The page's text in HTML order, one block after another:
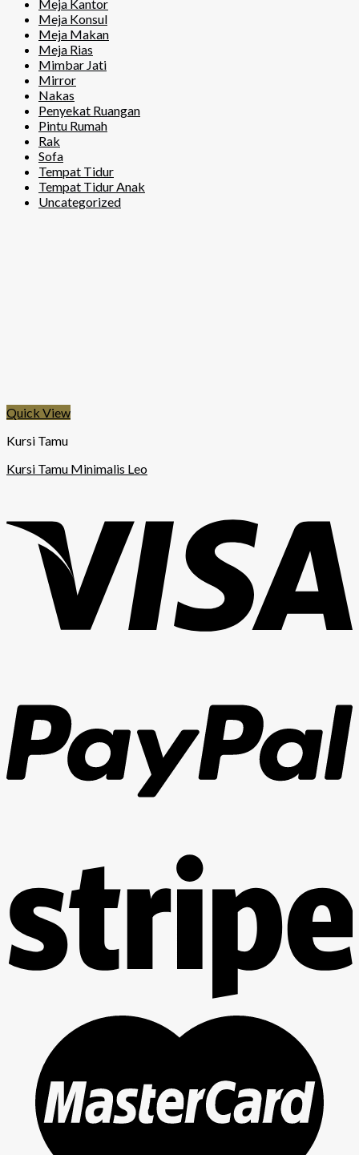
Meja Kantor
Meja Konsul
Meja Makan
Meja Rias
Mimbar Jati
Mirror
Nakas
Penyekat Ruangan
Pintu Rumah
Rak
Sofa
Tempat Tidur
Tempat Tidur Anak
Uncategorized
Quick View
Kursi Tamu
Kursi Tamu Minimalis Leo